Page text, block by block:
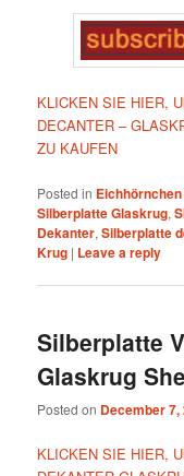
KLICKEN SIE HIER,
DECANTER –
ZU KAUFEN
Posted in
Silberplatte Glaskrug,
Dekanter,Silberplatte
Krug | Leave a reply
Silberplatte
Glaskrug
Posted on December 7,
KLICKEN SIE HIER,